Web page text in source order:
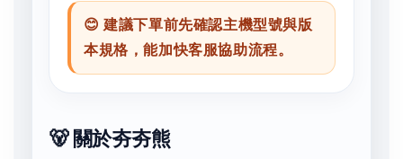
😊 建議下單前先確認主機型號與版
本規格，能加快客服協助流程。
🐻 關於夯夯熊